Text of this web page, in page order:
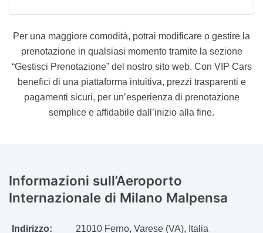
Per una maggiore comodità, potrai modificare o gestire la
prenotazione in qualsiasi momento tramite la sezione
“Gestisci Prenotazione” del nostro sito web. Con VIP Cars
benefici di una piattaforma intuitiva, prezzi trasparenti e
pagamenti sicuri, per un’esperienza di prenotazione
semplice e affidabile dall’inizio alla fine.
Informazioni sull’Aeroporto
Internazionale di Milano Malpensa
Indirizzo:
21010 Ferno, Varese (VA), Italia